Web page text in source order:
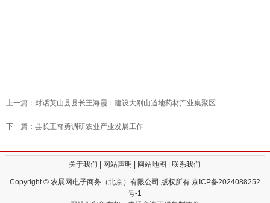
上一篇：对话英山县县长王海霞：建设大别山道地药材产业集聚区
下一篇：县长王奇勇调研农业产业发展工作
关于我们 | 网站声明 | 网站地图 |联系我们
Copyright © 农展网电子商务（北京）有限公司 版权所有 京ICP备2024088252
号-1